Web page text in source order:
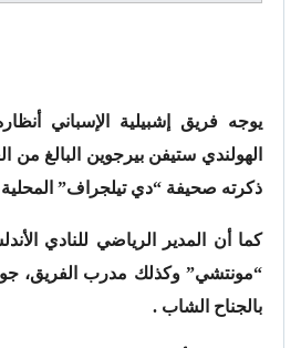
يوجه فريق إشبيلية الإسباني
ذكرته صحيفة “دي تيلجراف”
كما أن المدير الرياضي للنادي
“مونتشي” وكذلك مدرب الفريق،
بالجناح الشاب .